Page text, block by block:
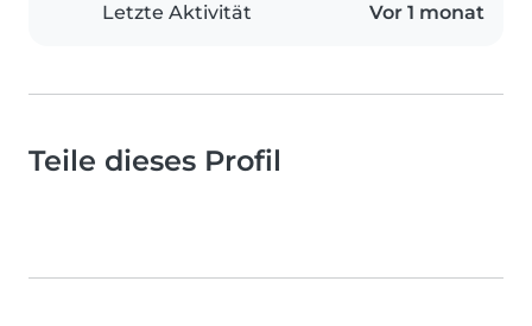
Letzte Aktivität Vor 1 monat
Teile dieses Profil